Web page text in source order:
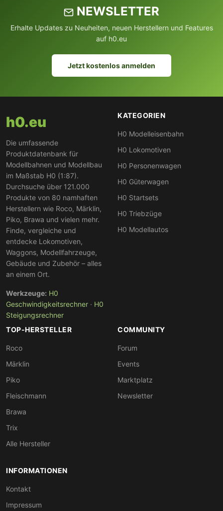
Bedruckung, vorbildgerechte Stirnseiten und korrekte
Stromabnehmer-Konfigurationen.
-Modelle im Sortiment
Schwerpunkte sind der AVE S-100 (TGV-Atlantique-
Basis, der erste AVE von 1992), der Velaro AVE S-103
(Siemens), der Talgo S-130 „Pato" (Schnabelnase) für
Reihe 470/447. Filter helfen bei der gezielten Suche
nach Stromsystem oder Epoche.
NEWSLETTER
Erhalte Updates zu Neuheiten, neuen Herstellern und Features
auf h0.eu
Jetzt kostenlos anmelden
h0.eu
Die umfassende
Produktdatenbank für
Modellbahnen und Modellbau
im Maßstab H0 (1:87).
Durchsuche über 121.000
Produkte von 80 namhaften
Herstellern wie Roco, Märklin,
Piko, Brawa und vielen mehr.
Finde, vergleiche und
entdecke Lokomotiven,
Waggons, Modellfahrzeuge,
Gebäude und Zubehör – alles
an einem Ort.
Werkzeuge: H0
Geschwindigkeitsrechner · H0
Steigungsrechner
KATEGORIEN
H0 Modelleisenbahn
H0 Lokomotiven
H0 Personenwagen
H0 Güterwagen
H0 Startsets
H0 Triebzüge
H0 Modellautos
TOP-HERSTELLER
Roco
Märklin
Piko
Fleischmann
Brawa
Trix
Alle Hersteller
COMMUNITY
Forum
Events
Marktplatz
Newsletter
INFORMATIONEN
Kontakt
Impressum